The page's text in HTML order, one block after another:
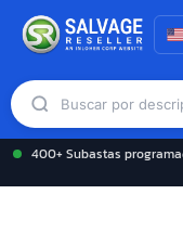
400+ Subastas